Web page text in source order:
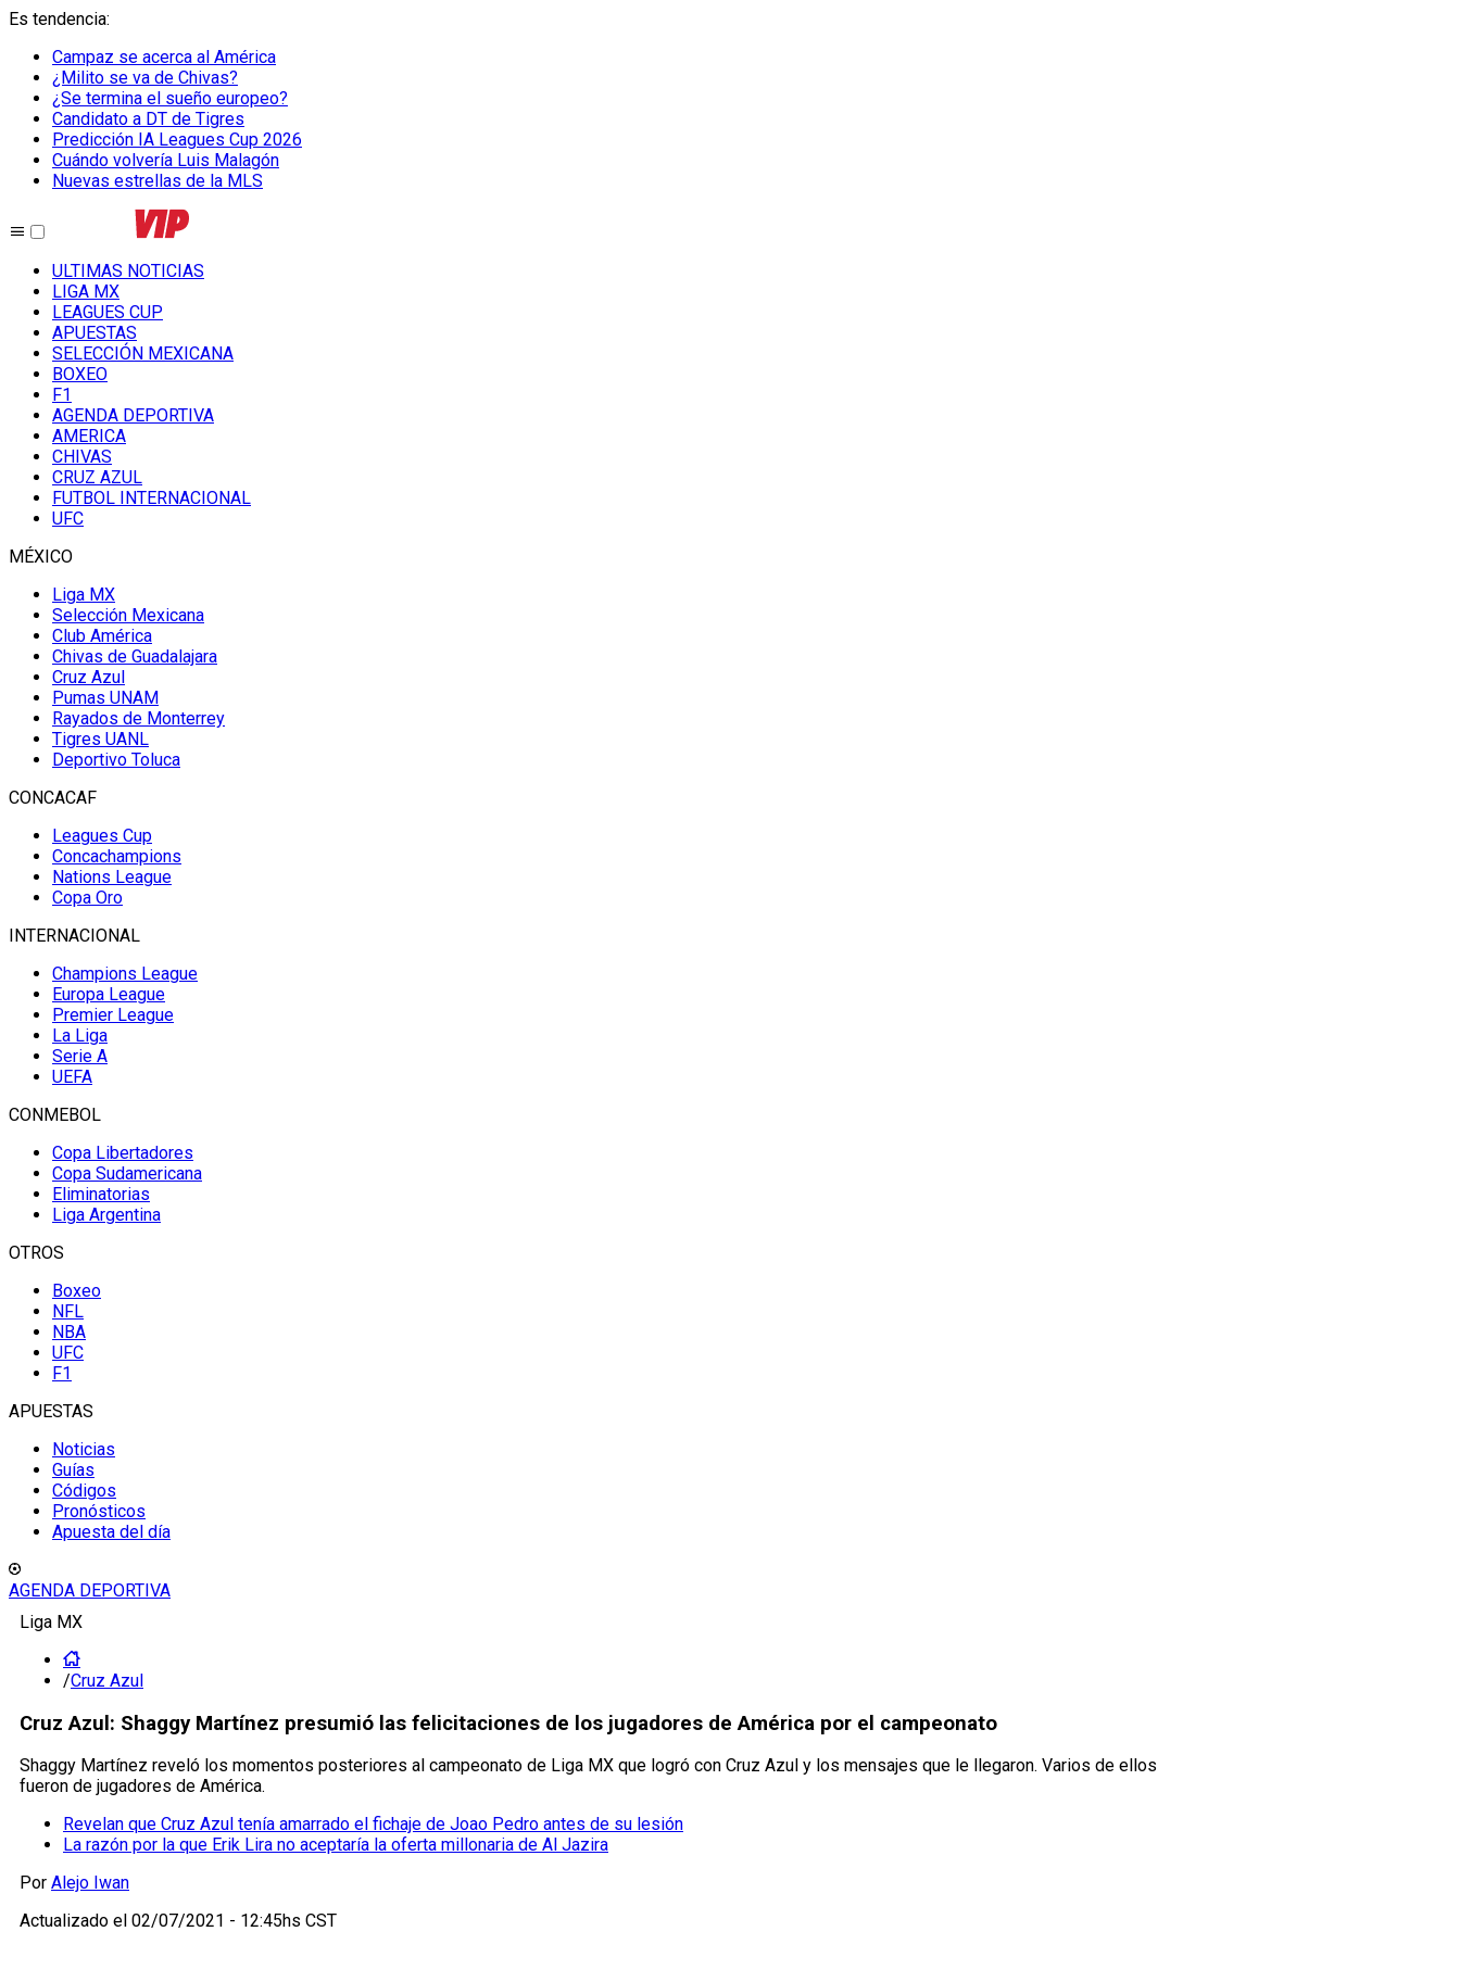
Es tendencia:
Campaz se acerca al América
¿Milito se va de Chivas?
¿Se termina el sueño europeo?
Candidato a DT de Tigres
Predicción IA Leagues Cup 2026
Cuándo volvería Luis Malagón
Nuevas estrellas de la MLS
ULTIMAS NOTICIAS
LIGA MX
LEAGUES CUP
APUESTAS
SELECCIÓN MEXICANA
BOXEO
F1
AGENDA DEPORTIVA
AMERICA
CHIVAS
CRUZ AZUL
FUTBOL INTERNACIONAL
UFC
MÉXICO
Liga MX
Selección Mexicana
Club América
Chivas de Guadalajara
Cruz Azul
Pumas UNAM
Rayados de Monterrey
Tigres UANL
Deportivo Toluca
CONCACAF
Leagues Cup
Concachampions
Nations League
Copa Oro
INTERNACIONAL
Champions League
Europa League
Premier League
La Liga
Serie A
UEFA
CONMEBOL
Copa Libertadores
Copa Sudamericana
Eliminatorias
Liga Argentina
OTROS
Boxeo
NFL
NBA
UFC
F1
APUESTAS
Noticias
Guías
Códigos
Pronósticos
Apuesta del día
AGENDA DEPORTIVA
Liga MX
/Cruz Azul
Cruz Azul: Shaggy Martínez presumió las felicitaciones de los jugadores de América por el campeonato
Shaggy Martínez reveló los momentos posteriores al campeonato de Liga MX que logró con Cruz Azul y los mensajes que le llegaron. Varios de ellos
fueron de jugadores de América.
Revelan que Cruz Azul tenía amarrado el fichaje de Joao Pedro antes de su lesión
La razón por la que Erik Lira no aceptaría la oferta millonaria de Al Jazira
Por Alejo Iwan
Actualizado el 02/07/2021 - 12:45hs CST